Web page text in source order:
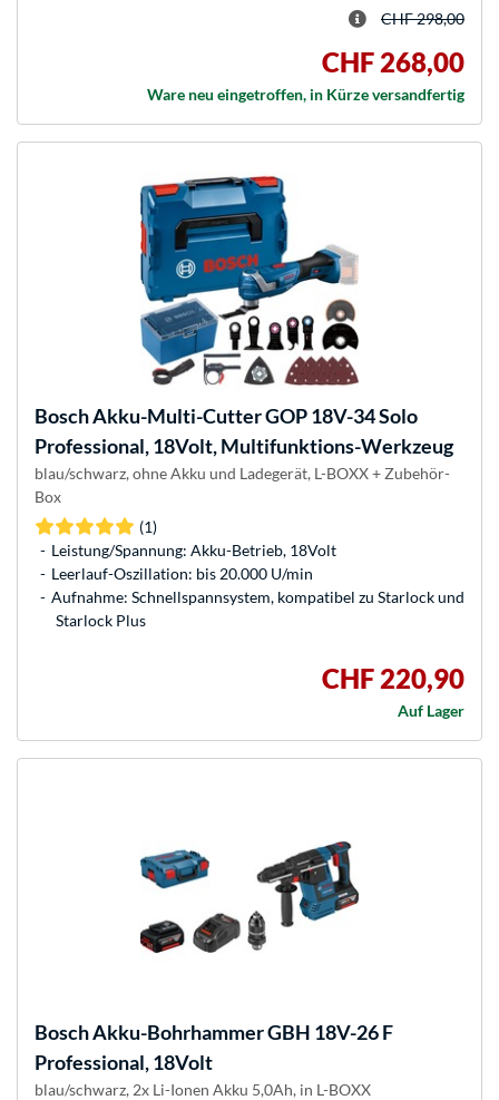
CHF 298,00
CHF 268,00
Ware neu eingetroffen, in Kürze versandfertig
BoschAkku-Multi-Cutter GOP 18V-34 Solo
Professional, 18Volt, Multifunktions-Werkzeug
blau/schwarz, ohne Akku und Ladegerät, L-BOXX + Zubehör-
Box
(1)
Leistung/Spannung: Akku-Betrieb, 18Volt
Leerlauf-Oszillation: bis 20.000 U/min
Aufnahme: Schnellspannsystem, kompatibel zu Starlock und
Starlock Plus
CHF 220,90
Auf Lager
BoschAkku-Bohrhammer GBH 18V-26 F
Professional, 18Volt
blau/schwarz, 2x Li-Ionen Akku 5,0Ah, in L-BOXX